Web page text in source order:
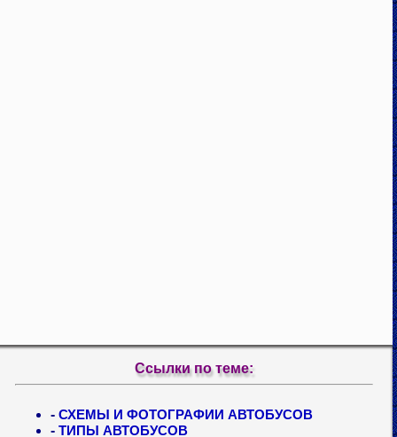
Ссылки по теме:
-СХЕМЫ И ФОТОГРАФИИ АВТОБУСОВ
-ТИПЫ АВТОБУСОВ